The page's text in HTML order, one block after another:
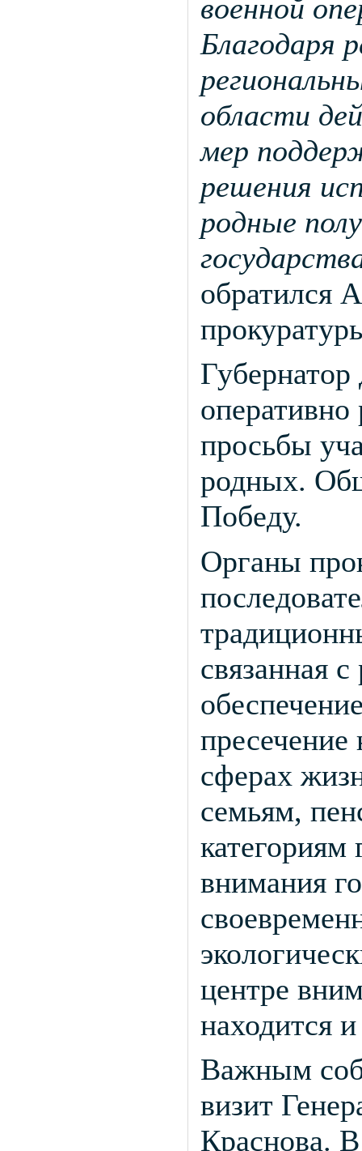
военной
Благодаря
области
мер
решения
родные
обратился
оперативно
просьбы
родных.
Победу.
Органы
связанная
сферах
семьям,
внимания
центре
находится
Важным
визит
Краснова.